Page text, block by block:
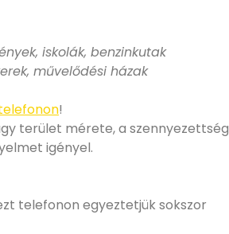
iskolák, benzinkutak
művelődési házak
!
terület mérete, a szennyezettség
igényel.
telefonon egyeztetjük sokszor